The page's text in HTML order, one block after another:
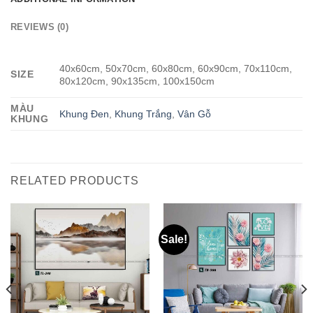
REVIEWS (0)
SIZE
40x60cm, 50x70cm, 60x80cm, 60x90cm, 70x110cm,
80x120cm, 90x135cm, 100x150cm
MÀU
KHUNG
Khung Đen, Khung Trắng,Vân Gỗ
RELATED PRODUCTS
Sale!